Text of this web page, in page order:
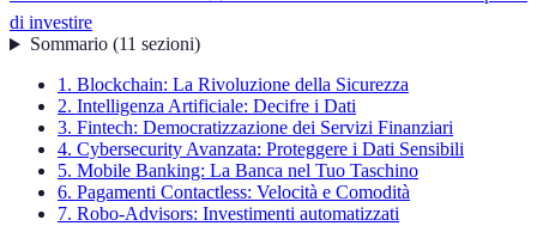
di investire
Sommario(11 sezioni)
1. Blockchain: La Rivoluzione della Sicurezza
2. Intelligenza Artificiale: Decifre i Dati
3. Fintech: Democratizzazione dei Servizi Finanziari
4. Cybersecurity Avanzata: Proteggere i Dati Sensibili
5. Mobile Banking: La Banca nel Tuo Taschino
6. Pagamenti Contactless: Velocità e Comodità
7. Robo-Advisors: Investimenti automatizzati